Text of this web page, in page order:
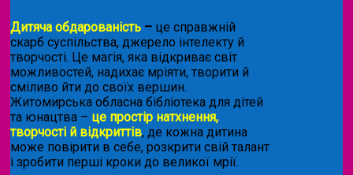
Дитяча обдарованість – це справжній
скарб суспільства, джерело інтелекту й
творчості. Це магія, яка відкриває світ
можливостей, надихає мріяти, творити й
сміливо йти до своїх вершин.
Житомирська обласна бібліотека для дітей
та юнацтва – це простір натхнення,
творчості й відкриттів, де кожна дитина
може повірити в себе, розкрити свій талант
і зробити перші кроки до великої мрії.